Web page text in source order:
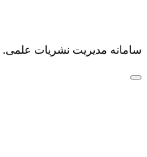
سامانه مدیریت نشریات علمی.